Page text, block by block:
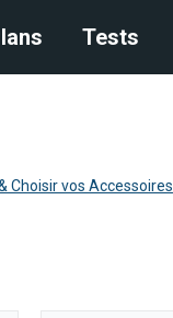
Tests
Choisir vos Accessoires
énergétique:
Tests